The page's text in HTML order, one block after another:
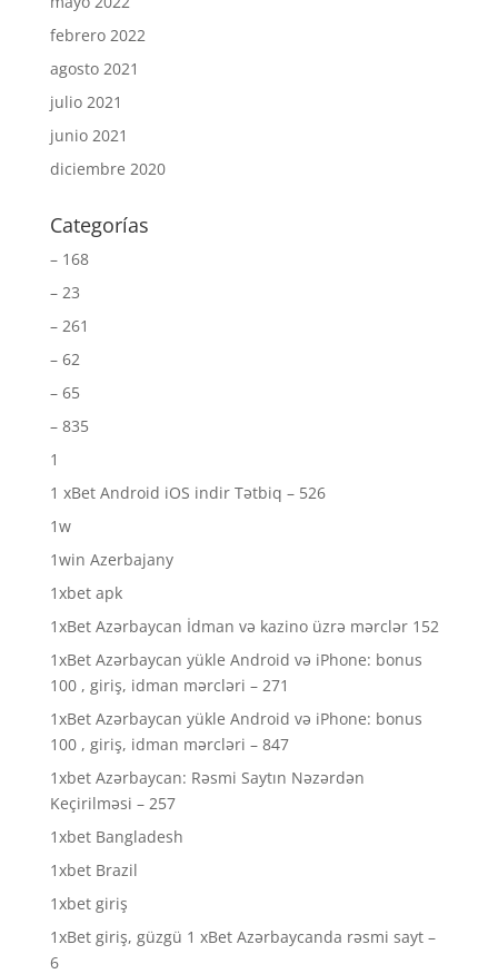
febrero 2022
agosto 2021
julio 2021
junio 2021
diciembre 2020
Categorías
– 168
– 23
– 261
– 62
– 65
– 835
1
1 xBet Android iOS indir Tətbiq – 526
1w
1win Azerbajany
1xbet apk
1xBet Azərbaycan İdman və kazino üzrə mərclər 152
1xBet Azərbaycan yükle Android və iPhone: bonus
100 , giriş, idman mərcləri – 271
1xBet Azərbaycan yükle Android və iPhone: bonus
100 , giriş, idman mərcləri – 847
1xbet Azərbaycan: Rəsmi Saytın Nəzərdən
Keçirilməsi – 257
1xbet Bangladesh
1xbet Brazil
1xbet giriş
1xBet giriş, güzgü 1 xBet Azərbaycanda rəsmi sayt –
6